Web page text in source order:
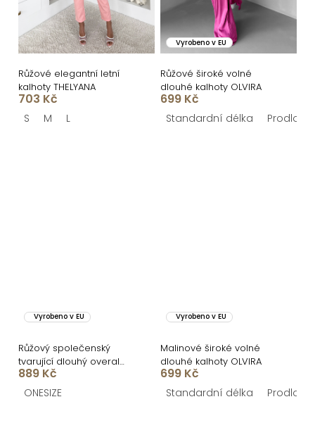
Růžové elegantní letní
kalhoty THELYANA
703 Kč
S M L
Vyrobeno v EU
Růžové široké volné
dlouhé kalhoty OLVIRA
699 Kč
Standardní délka
Vyrobeno v EU
Růžový společenský
tvarující dlouhý overal
TRISERA
889 Kč
ONESIZE
Vyrobeno v EU
Malinové široké volné
dlouhé kalhoty OLVIRA
699 Kč
Standardní délka